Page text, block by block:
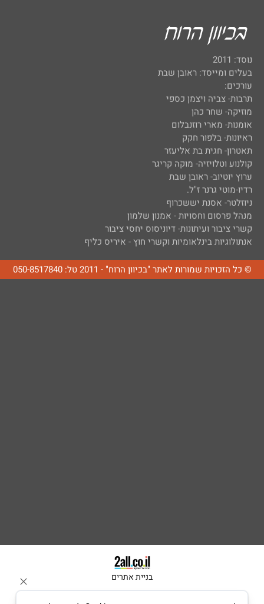
נוסד: 2011
בעלים ומייסד: ראובן שבת
עורכים:
תרבות- צביה ויצמן כספי
מוזיקה- שחר כהן
אומנות- מארי רוזנבלום
ראיונות- בלפור חקק
תאטרון- חגית בת אליעזר
קולנוע וטלויזיה- מוקה קריגר
ערוץ יוטיוב- ראובן שבת
רדיו-מוטי גרנר ז"ל.
ניוזלטר- אסנת יששכרוף
מנהל פרסום וחסויות - אמנון שלמון
קשרי ציבור ועיתונות- דיוניסוס יחסי ציבור
אנתולוגיות בינלאומיות וקשרי חוץ - איריס כליף
© כל הזכויות שמורות לאתר "בכיוון הרוח" - 2011 טל: 050-8517840
בניית אתרים